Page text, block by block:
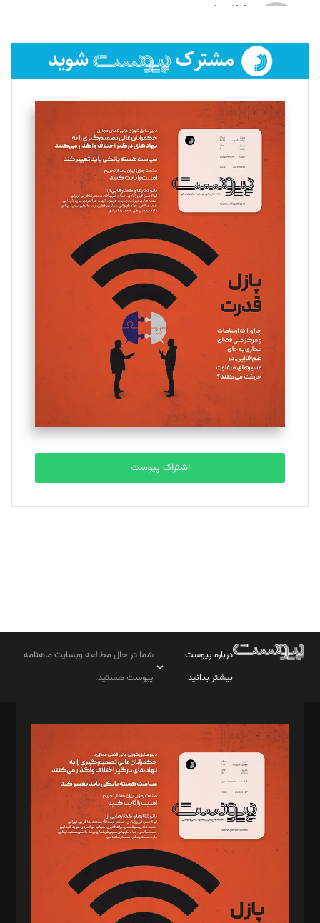
لیلا حنارود
فائزه فتحی رستمی
تحریریه
سروش کرمیان
تحریریه
مینا پاکدل
یسنا امان‌پور
تحریریه
ملینا جعفری
تحریریه
مصطفی مسجدی آرانی
تحریریه
بابک نقاش
تحریریه
اشتراک پیوست
درباره پیوست
بیشتر بدانید
شما در حال مطالعه وبسایت ماهنامه
پیوست هستید.
مدیر مسئول: محمدباقر اثنی‌عشری
سردبیر: مهرک محمودی
دبیر تحریریه: میثم قاسمی
د‌بیر ناداستان: سمانه سمیع
د‌بیر خدمت و تجارت: ابوالفضل رجبی
د‌بیر حقوق فناوری: حسام‌الدین ایپکچی
د‌بیر پیوست جهان: مینا پاکدل
د‌بیر تحریریه آنلاین: بابک نقاش
تحریریه‌: مجتبی محمود‌ی، آرش برهمند، یسنا امان‌پور، سروش کرمیان،
مصطفی مسجدی آرانی، ابوالفضل رجبی، زهرا فکرانه، فائزه فتحی